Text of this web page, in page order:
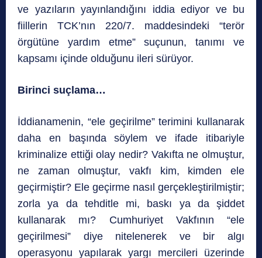
ve yazıların yayınlandığını iddia ediyor ve bu
fiillerin TCK’nın 220/7. maddesindeki “terör
örgütüne yardım etme” suçunun, tanımı ve
kapsamı içinde olduğunu ileri sürüyor.
Birinci suçlama…
İddianamenin, “ele geçirilme” terimini kullanarak
daha en başında söylem ve ifade itibariyle
kriminalize ettiği olay nedir? Vakıfta ne olmuştur,
ne zaman olmuştur, vakfı kim, kimden ele
geçirmiştir? Ele geçirme nasıl gerçekleştirilmiştir;
zorla ya da tehditle mi, baskı ya da şiddet
kullanarak mı? Cumhuriyet Vakfının “ele
geçirilmesi” diye nitelenerek ve bir algı
operasyonu yapılarak yargı mercileri üzerinde